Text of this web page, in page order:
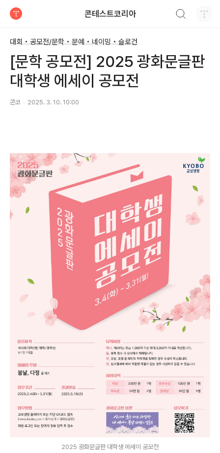
콘테스트코리아
대회 • 공모전/문학 • 문예 • 네이밍 • 슬로건
[문학 공모전] 2025 광화문글판
대학생 에세이 공모전
콘코 2025. 3. 10. 10:00
2025 광화문글판 대학생 에세이 공모전